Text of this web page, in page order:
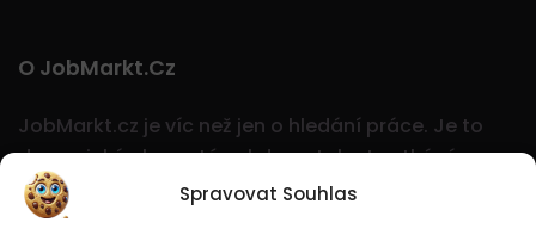
Spravovat Souhlas
O JobMarkt.cz
JobMarkt.cz je víc než jen o hledání práce. Je to
dynamický ekosystém, kde se talent setkává s
příležitostí.
Pozvedněte svou kariéru s námi při
procházení nepřeberným množstvím nabídek!